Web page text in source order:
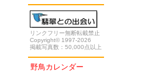
リンクフリー無断転載禁止
Copyright© 1997-2026
掲載写真数：50,000点以上
野鳥カレンダー